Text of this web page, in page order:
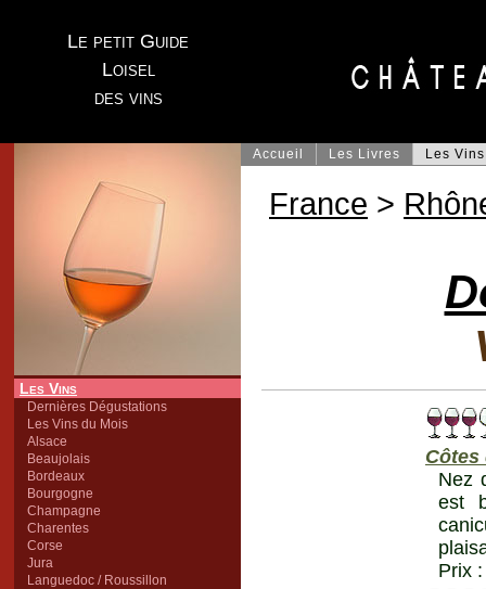
Le petit Guide
Loisel
des vins
Les Vins
Dernières Dégustations
Les Vins du Mois
Alsace
Beaujolais
Bordeaux
Bourgogne
Champagne
Charentes
Corse
Jura
Languedoc / Roussillon
Accueil Les Livres Les Vins
France >
Côtes
Nez
est
Prix